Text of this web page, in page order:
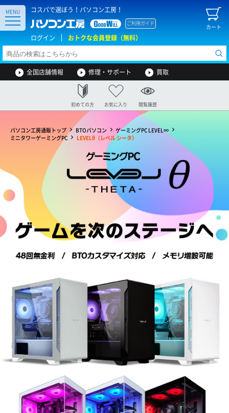
コスパで選ぼう！パソコン工房！
カート
ご利用ガイド
ログイン おトクな会員登録（無料）
MENU
全国店舗情報 修理・サポート 買取
初めての方 お気に入り 閲覧履歴
パソコン工房通販トップ BTOパソコン
ゲーミングPC LEVEL∞
ミニタワーゲーミングPC
LEVELθ（レベル シータ）